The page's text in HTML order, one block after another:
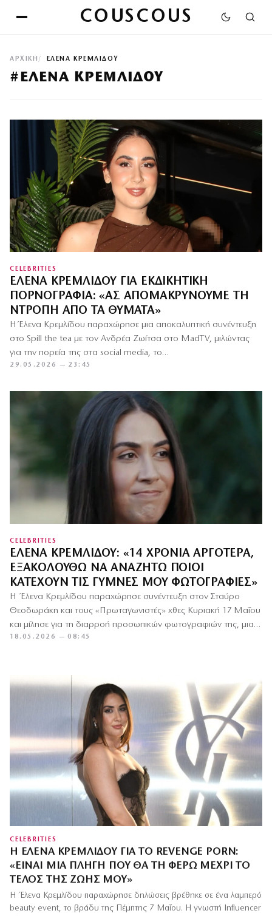
COUSCOUS
ΑΡΧΙΚΉ ΕΛΕΝΑ ΚΡΕΜΛΙΔΟΥ
#ΕΛΕΝΑ ΚΡΕΜΛΙΔΟΥ
CELEBRITIES
ΈΛΕΝΑ ΚΡΕΜΛΊΔΟΥ ΓΙΑ ΕΚΔΙΚΗΤΙΚΉ
ΠΟΡΝΟΓΡΑΦΊΑ: «ΑΣ ΑΠΟΜΑΚΡΎΝΟΥΜΕ ΤΗ
ΝΤΡΟΠΉ ΑΠΌ ΤΑ ΘΎΜΑΤΑ»
H Έλενα Κρεμλίδου παραχώρησε μια αποκαλυπτική συνέντευξη
στο Spill the tea με τον Ανδρέα Ζωίτσα στο MadTV, μιλώντας
για την πορεία της στα social media, το…
29.05.2026 — 23:45
CELEBRITIES
ΈΛΕΝΑ ΚΡΕΜΛΊΔΟΥ: «14 ΧΡΌΝΙΑ ΑΡΓΌΤΕΡΑ,
ΕΞΑΚΟΛΟΥΘΏ ΝΑ ΑΝΑΖΗΤΏ ΠΟΙΟΙ
ΚΑΤΈΧΟΥΝ ΤΙΣ ΓΥΜΝΈΣ ΜΟΥ ΦΩΤΟΓΡΑΦΊΕΣ»
Η Έλενα Κρεμλίδου παραχώρησε συνέντευξη στον Σταύρο
Θεοδωράκη και τους «Πρωταγωνιστές» χθες Κυριακή 17 Μαΐου
και μίλησε για τη διαρροή προσωπικών φωτογραφιών της, μια
υπόθεση που,…
18.05.2026 — 08:45
CELEBRITIES
Η ΈΛΕΝΑ ΚΡΕΜΛΊΔΟΥ ΓΙΑ ΤΟ REVENGE PORN:
«ΕΊΝΑΙ ΜΙΑ ΠΛΗΓΉ ΠΟΥ ΘΑ ΤΗ ΦΈΡΩ ΜΈΧΡΙ ΤΟ
ΤΈΛΟΣ ΤΗΣ ΖΩΉΣ ΜΟΥ»
Η Έλενα Κρεμλίδου παραχώρησε δηλώσεις βρέθηκε σε ένα λαμπερό
beauty event, το βράδυ της Πέμπτης 7 Μαΐου. Η γνωστή Influencer